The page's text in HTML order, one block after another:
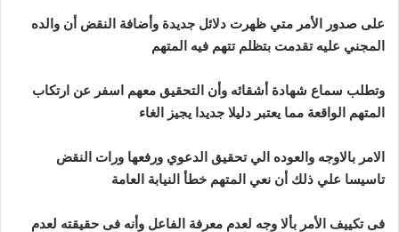
على صدور الأمر متي ظهرت دلائل جديدة وأضافة النقض أن والده
المجني عليه تقدمت بتظلم تتهم فيه المتهم
وتطلب سماع شهادة أشقائه وأن التحقيق معهم اسفر عن ارتكاب
المتهم الواقعة مما يعتبر دليلا جديدا يجيز الغاء
الامر بالاوجه والعوده الي تحقيق الدعوي ورفعها ورات النقض
تاسيسا علي ذلك أن نعي المتهم خطأ النيابة العامة
فى تكييف الأمر بألا وجه لعدم معرفة الفاعل وأنه فى حقيقته لعدم